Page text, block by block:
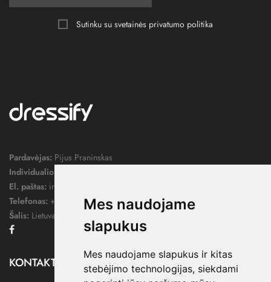
Mes naudojame
slapukus
Mes naudojame slapukus ir kitas
stebėjimo technologijas, siekdami
Sutinku su svetainės privatumo politika
Pardavėjas: Pijus Praninskas
Individualios veiklos pažymos nr.:
El. paštas: info@dressify.lt
Telefonas: +370 676 78578
Šalis: Lietuva
KONTAKTAI